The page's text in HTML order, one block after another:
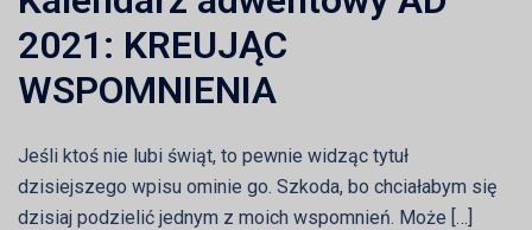
2021: KREUJĄC
WSPOMNIENIA
Jeśli ktoś nie lubi świąt, to pewnie widząc tytuł
dzisiejszego wpisu ominie go. Szkoda, bo chciałabym się
dzisiaj podzielić jednym z moich wspomnień. Może […]